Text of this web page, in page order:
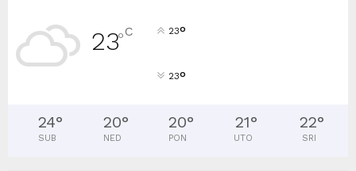
23°C 23°
23°
24°
SUB
20°
NED
20°
PON
21°
UTO
22°
SRI